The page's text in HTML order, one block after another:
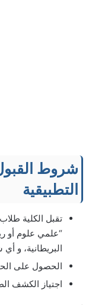
شروط
التطبيقية
تقبل الكلية
“علمي علوم أو
البريطانية، و
الحصول على
اجتياز الكشف